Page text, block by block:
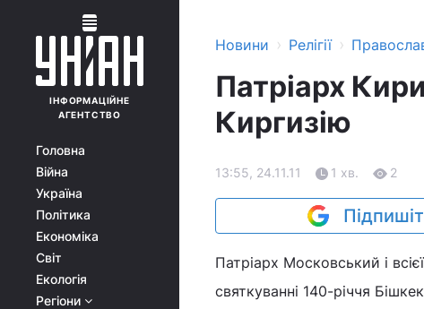
ІНФОРМАЦІЙНЕ
АГЕНТСТВО
Головна
Війна
Україна
Політика
Економіка
Світ
Екологія
Регіони
Новини › Релігії ›
Патріарх
Киргизію
13:55, 24.11.11 1 хв. 2
Патріарх Московський і
святкуванні 140-річчя